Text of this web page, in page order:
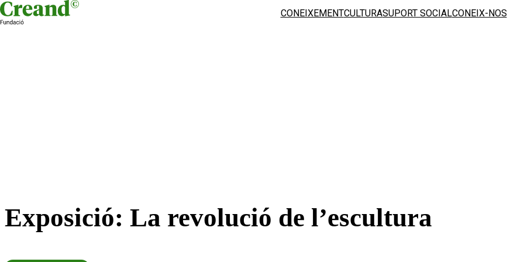
Skip to content CONEIXEMENTCULTURASUPORT SOCIALCONEIX-NOS
Exposició: La revolució de l’escultura